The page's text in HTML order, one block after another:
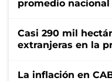
promedio
Casi 290 mil
extranjeras en la
La inflación en